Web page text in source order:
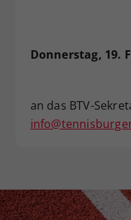
Donnerstag, 19.
an das BTV-